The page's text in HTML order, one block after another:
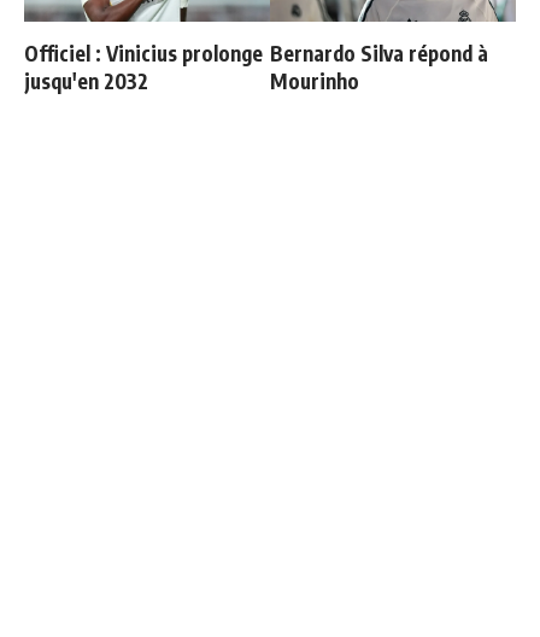
Officiel : Vinicius prolonge
jusqu'en 2032
Bernardo Silva répond à
Mourinho